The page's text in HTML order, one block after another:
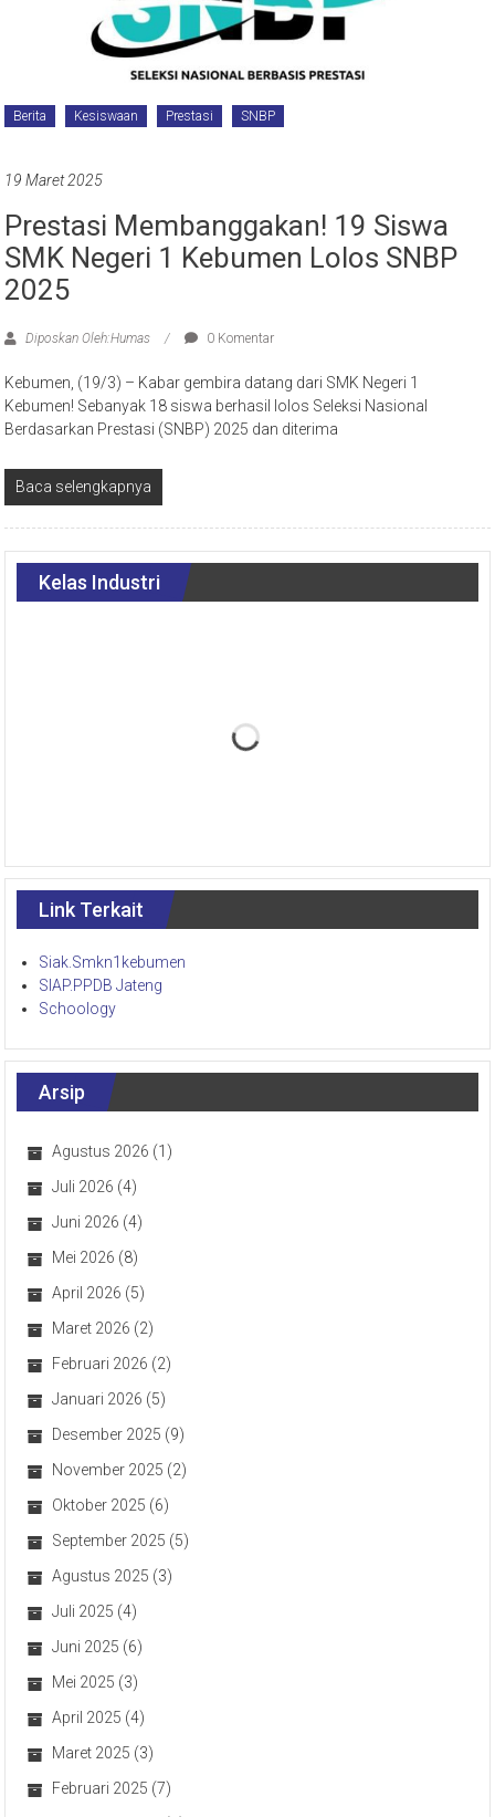
Berita Kesiswaan Prestasi SNBP
19 Maret 2025
Prestasi Membanggakan! 19 Siswa
SMK Negeri 1 Kebumen Lolos SNBP
2025
Diposkan Oleh:Humas 0 Komentar
Kebumen, (19/3) – Kabar gembira datang dari SMK Negeri 1
Kebumen! Sebanyak 18 siswa berhasil lolos Seleksi Nasional
Berdasarkan Prestasi (SNBP) 2025 dan diterima
Baca selengkapnya
Kelas Industri
Link Terkait
Siak.Smkn1kebumen
SIAP.PPDB Jateng
Schoology
Arsip
Agustus 2026 (1)
Juli 2026 (4)
Juni 2026 (4)
Mei 2026 (8)
April 2026 (5)
Maret 2026 (2)
Februari 2026 (2)
Januari 2026 (5)
Desember 2025 (9)
November 2025 (2)
Oktober 2025 (6)
September 2025 (5)
Agustus 2025 (3)
Juli 2025 (4)
Juni 2025 (6)
Mei 2025 (3)
April 2025 (4)
Maret 2025 (3)
Februari 2025 (7)